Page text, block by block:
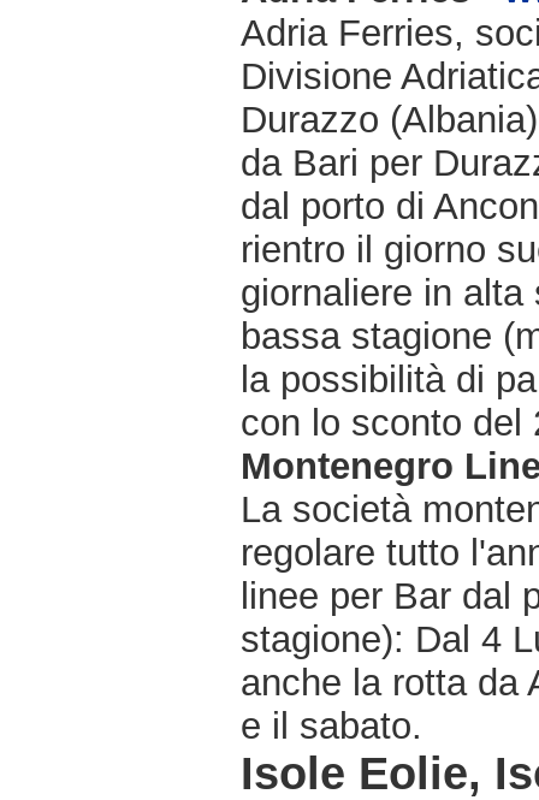
Adria Ferries,
Divisione
Durazzo
da Bari per
dal porto di
rientro il giorno
giornaliere in
bassa stagione
la possibilità di
con lo sconto del
Montenegro
La società
regolare tutto
linee per Bar dal
stagione): Dal 4
anche la rotta da
e il sabato.
Isole Eolie,